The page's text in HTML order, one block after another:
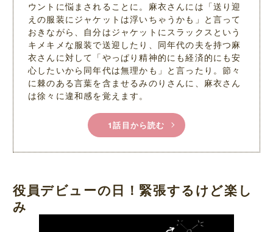
ウントに悩まされることに。麻衣さんには「送り迎
えの服装にジャケットは浮いちゃうかも」と言って
おきながら、自分はジャケットにスラックスという
キメキメな服装で送迎したり、同年代の夫を持つ麻
衣さんに対して「やっぱり精神的にも経済的にも安
心したいから同年代は無理かも」と言ったり。節々
に棘のある言葉を含ませるみのりさんに、麻衣さん
は徐々に違和感を覚えます。
1話目から読む
役員デビューの日！緊張するけど楽し
み